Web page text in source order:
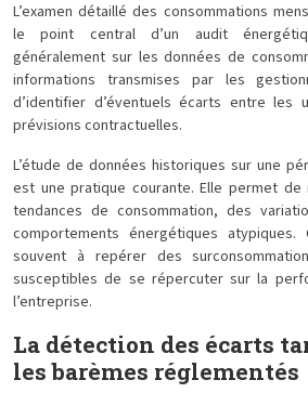
L’examen détaillé des consommations
le point central d’un audit
généralement sur les données de
informations transmises par les
d’identifier d’éventuels écarts entre les
prévisions contractuelles.
L’étude de données historiques sur une
est une pratique courante. Elle permet
tendances de consommation, des
comportements énergétiques atypiques.
souvent à repérer des
susceptibles de se répercuter sur la
l’entreprise.
La détection des écarts
les barèmes réglementés